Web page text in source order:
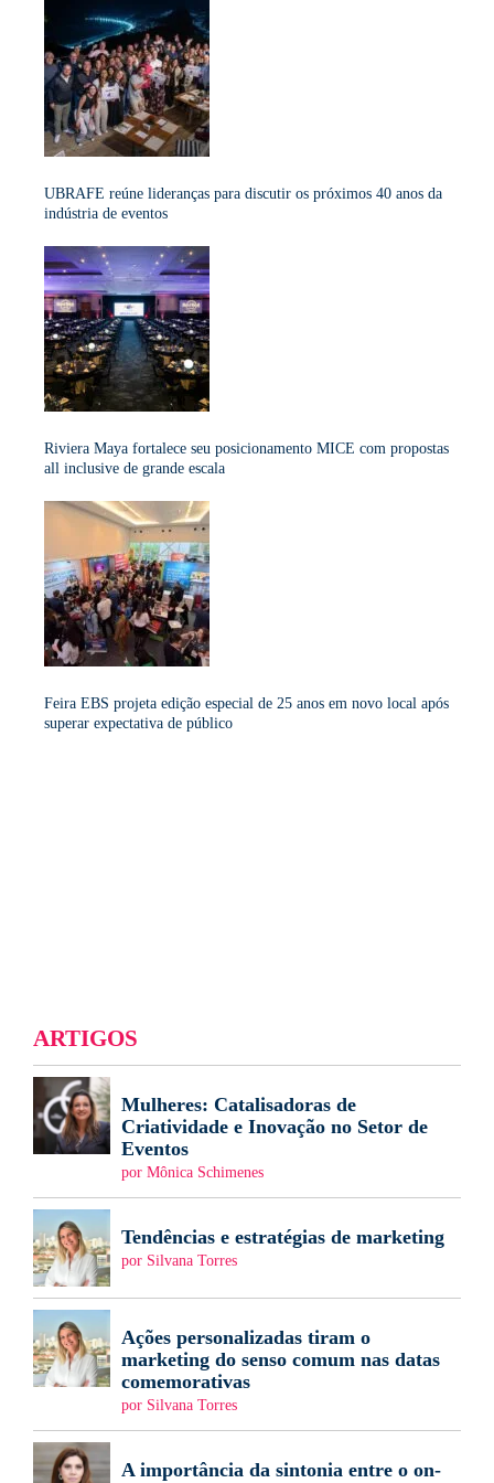
UBRAFE reúne lideranças para discutir os próximos 40 anos da
indústria de eventos
Riviera Maya fortalece seu posicionamento MICE com propostas
all inclusive de grande escala
Feira EBS projeta edição especial de 25 anos em novo local após
superar expectativa de público
ARTIGOS
Mulheres: Catalisadoras de
Criatividade e Inovação no Setor de
Eventos
por Mônica Schimenes
Tendências e estratégias de marketing
por Silvana Torres
Ações personalizadas tiram o
marketing do senso comum nas datas
comemorativas
por Silvana Torres
A importância da sintonia entre o on-